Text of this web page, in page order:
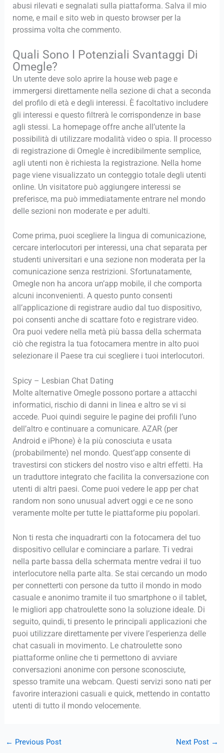
abusi rilevati e segnalati sulla piattaforma. Salva il mio
nome, e mail e sito web in questo browser per la
prossima volta che commento.
Quali Sono I Potenziali Svantaggi Di
Omegle?
Un utente deve solo aprire la house web page e
immergersi direttamente nella sezione di chat a seconda
del profilo di età e degli interessi. È facoltativo includere
gli interessi e questo filtrerà le corrispondenze in base
agli stessi. La homepage offre anche all’utente la
possibilità di utilizzare modalità video o spia. Il processo
di registrazione di Omegle è incredibilmente semplice,
agli utenti non è richiesta la registrazione. Nella home
page viene visualizzato un conteggio totale degli utenti
online. Un visitatore può aggiungere interessi se
preferisce, ma può immediatamente entrare nel mondo
delle sezioni non moderate e per adulti.
Come prima, puoi scegliere la lingua di comunicazione,
cercare interlocutori per interessi, una chat separata per
studenti universitari e una sezione non moderata per la
comunicazione senza restrizioni. Sfortunatamente,
Omegle non ha ancora un’app mobile, il che comporta
alcuni inconvenienti. A questo punto consenti
all’applicazione di registrare audio dal tuo dispositivo,
poi consenti anche di scattare foto e registrare video.
Ora puoi vedere nella metà più bassa della schermata
ciò che registra la tua fotocamera mentre in alto puoi
selezionare il Paese tra cui scegliere i tuoi interlocutori.
Spicy – Lesbian Chat Dating
Molte alternative Omegle possono portare a attacchi
informatici, rischio di danni in linea e altro se vi si
accede. Puoi quindi seguire le pagine dei profili l’uno
dell’altro e continuare a comunicare. AZAR (per
Android e iPhone) è la più conosciuta e usata
(probabilmente) nel mondo. Quest’app consente di
travestirsi con stickers del nostro viso e altri effetti. Ha
un traduttore integrato che facilita la conversazione con
utenti di altri paesi. Come puoi vedere le app per chat
random non sono unusual advert oggi e ce ne sono
veramente molte per tutte le piattaforme piu popolari.
Non ti resta che inquadrarti con la fotocamera del tuo
dispositivo cellular e cominciare a parlare. Ti vedrai
nella parte bassa della schermata mentre vedrai il tuo
interlocutore nella parte alta. Se stai cercando un modo
per connetterti con persone da tutto il mondo in modo
casuale e anonimo tramite il tuo smartphone o il tablet,
le migliori app chatroulette sono la soluzione ideale. Di
seguito, quindi, ti presento le principali applicazioni che
puoi utilizzare direttamente per vivere l’esperienza delle
chat casuali in movimento. Le chatroulette sono
piattaforme online che ti permettono di avviare
conversazioni anonime con persone sconosciute,
spesso tramite una webcam. Questi servizi sono nati per
favorire interazioni casuali e quick, mettendo in contatto
utenti di tutto il mondo velocemente.
← Previous Post Next Post →